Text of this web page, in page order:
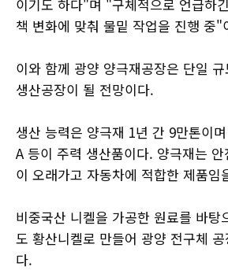
이기도 하다"며 "구체적으로 언급하
책 변화에 맞춰 물밑 작업을 진행 중"
이와 함께 광양 양극재공장은 단일
생산공장이 될 전망이다.
생산 능력은 양극재 1년 간 9만톤이
A 등이 주력 생산품이다. 양극재는
이 오래가고 자동차에 적합한 제품임
비중국산 니켈을 가공한 원료를 바탕
도 황산니켈로 만들어 광양 전구체
다.